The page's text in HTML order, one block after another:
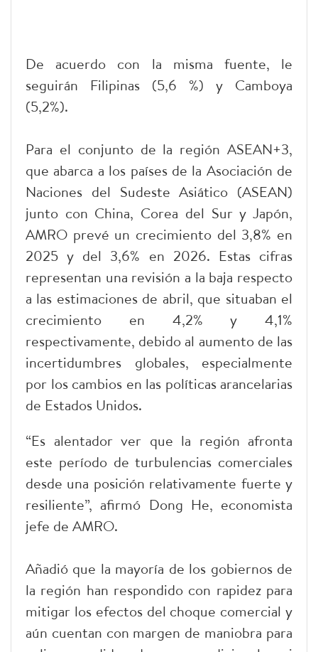
De acuerdo con la misma fuente, le
seguirán Filipinas (5,6 %) y Camboya
(5,2%).
Para el conjunto de la región ASEAN+3,
que abarca a los países de la Asociación de
Naciones del Sudeste Asiático (ASEAN)
junto con China, Corea del Sur y Japón,
AMRO prevé un crecimiento del 3,8% en
2025 y del 3,6% en 2026. Estas cifras
representan una revisión a la baja respecto
a las estimaciones de abril, que situaban el
crecimiento en 4,2% y 4,1%
respectivamente, debido al aumento de las
incertidumbres globales, especialmente
por los cambios en las políticas arancelarias
de Estados Unidos.
“Es alentador ver que la región afronta
este período de turbulencias comerciales
desde una posición relativamente fuerte y
resiliente”, afirmó Dong He, economista
jefe de AMRO.
Añadió que la mayoría de los gobiernos de
la región han respondido con rapidez para
mitigar los efectos del choque comercial y
aún cuentan con margen de maniobra para